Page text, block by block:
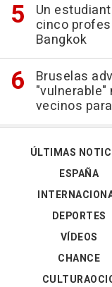
Un
cinco
Bangkok
Bruselas
vecinos
ÚLTIMAS
ESPAÑA
DEPORTES
VÍDEOS
CHANCE